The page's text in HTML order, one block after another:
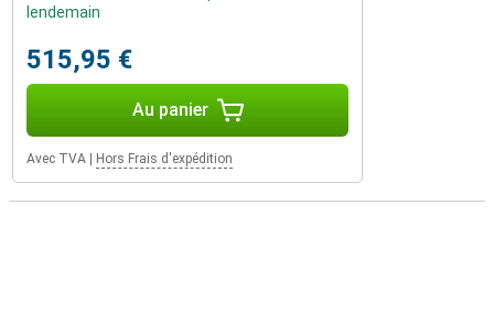
lendemain
515,95 €
Au panier
Avec TVA Hors Frais d'expédition